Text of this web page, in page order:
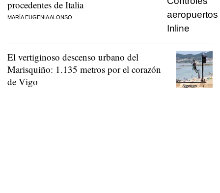
procedentes de Italia
MARÍA EUGENIA ALONSO
El vertiginoso descenso urbano del
Marisquiño: 1.135 metros por el corazón
de Vigo